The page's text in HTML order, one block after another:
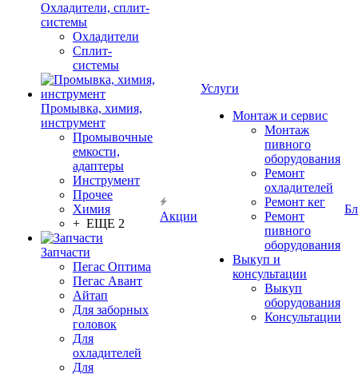
Охладители, сплит-
системы
Охладители
Сплит-
системы
Промывка, химия,
инструмент
Промывочные
емкости,
адаптеры
Инструмент
Прочее
Химия
+ ЕЩЕ 2
Запчасти
Пегас Оптима
Пегас Авант
Айтап
Для заборных
головок
Для
охладителей
Для
Акции
Услуги
Монтаж и сервис
Монтаж
пивного
оборудования
Ремонт
охладителей
Ремонт кег
Ремонт
пивного
оборудования
Выкуп и
консультации
Выкуп
оборудования
Консультации